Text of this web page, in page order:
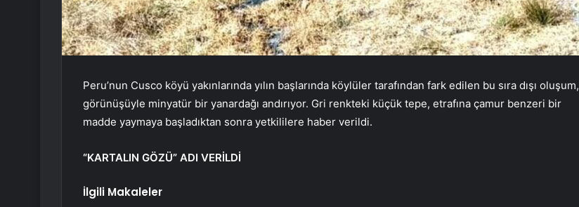
Peru’nun Cusco köyü yakınlarında yılın başlarında köylüler tarafından fark edilen bu sıra dışı oluşum,
görünüşüyle minyatür bir yanardağı andırıyor. Gri renkteki küçük tepe, etrafına çamur benzeri bir
madde yaymaya başladıktan sonra yetkililere haber verildi.
“KARTALIN GÖZÜ” ADI VERİLDİ
İlgili Makaleler